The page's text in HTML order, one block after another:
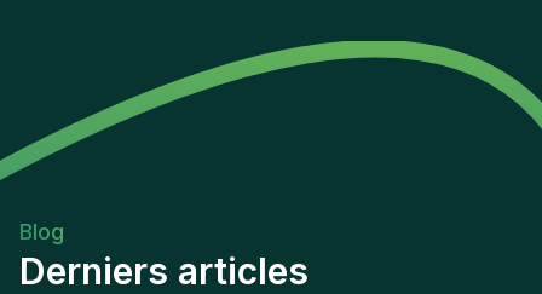
Blog
Derniers articles